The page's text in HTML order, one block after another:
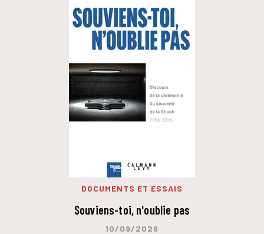
DOCUMENTS ET ESSAIS
Souviens-toi, n'oublie pas
10/09/2026